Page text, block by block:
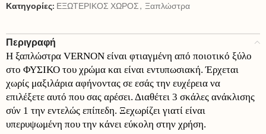
Κατηγορίες: ΕΞΩΤΕΡΙΚΟΣ ΧΩΡΟΣ, Ξαπλώστρα
Περιγραφή
Η ξαπλώστρα VERNON είναι φτιαγμένη από ποιοτικό ξύλο
στο ΦΥΣΙΚΟ του χρώμα και είναι εντυπωσιακή. Έρχεται
χωρίς μαξιλάρια αφήνοντας σε εσάς την ευχέρεια να
επιλέξετε αυτό που σας αρέσει. Διαθέτει 3 σκάλες ανάκλισης
σύν 1 την εντελώς επίπεδη. Ξεχωρίζει γιατί είναι
υπερυψωμένη που την κάνει εύκολη στην χρήση.